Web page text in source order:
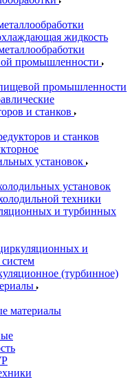
жидкость
промышленности
промышленности
и станков
и станков
установок
установок
техники
и турбинных
и
(турбинное)
материалы